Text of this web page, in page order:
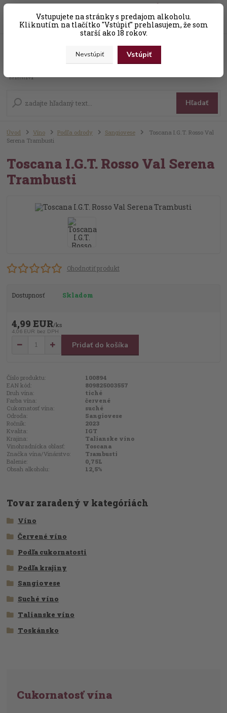
Vstupujete na stránky s predajom alkoholu.
Kliknutím na tlačítko "Vstúpiť" prehlasujem, že som
starší ako 18 rokov.
Nevstúpiť Vstúpiť
Hľadať
+421 (0) 31 56 25 377-8 za0,00 EUR
Úvod Víno Podľa odrody Sangiovese
Toscana I.G.T. Rosso Val
Serena Trambusti
Toscana I.G.T. Rosso Val Serena
Trambusti
Ohodnotiť produkt
Dostupnosť Skladom
4,99 EUR/ks
4,06 EUR bez DPH
Pridať do košíka
Číslo produktu:
100894
EAN kód:
809825003557
Druh vína:
tiché
Farba vína:
červené
Cukornatosť vína:
suché
Odroda:
Sangiovese
Ročník:
2023
Kvalita:
IGT
Krajina:
Talianske víno
Vinohradnícka oblasť:
Toscana
Značka vína/Vinárstvo:
Trambusti
Balenie:
0,75L
Obsah alkoholu:
12,5%
Tovar zaradený v kategóriách
Víno
Červené víno
Podľa cukornatosti
Podľa krajiny
Sangiovese
Suché víno
Talianske víno
Toskánsko
Cukornatosť vína